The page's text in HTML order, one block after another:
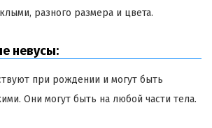
разного размера и цвета.
невусы:
при рождении и могут быть
Они могут быть на любой части тела.